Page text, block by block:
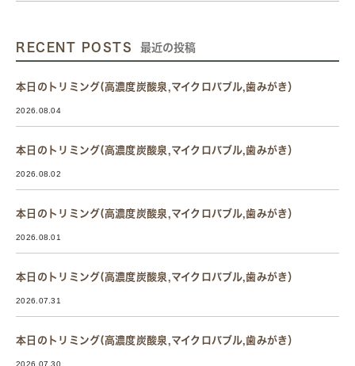
RECENT POSTS 最近の投稿
本日のトリミング(高濃度炭酸泉,マイクロバブル,歯みがき）
2026.08.04
本日のトリミング(高濃度炭酸泉,マイクロバブル,歯みがき）
2026.08.02
本日のトリミング(高濃度炭酸泉,マイクロバブル,歯みがき）
2026.08.01
本日のトリミング(高濃度炭酸泉,マイクロバブル,歯みがき）
2026.07.31
本日のトリミング(高濃度炭酸泉,マイクロバブル,歯みがき）
2026.07.30